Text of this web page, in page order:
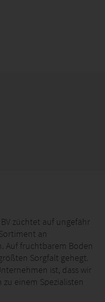
züchtet auf ungefähr
an
Auf fruchtbarem Boden
Sorgfalt gehegt.
ist, dass wir
einem Spezialisten
und Koniferen werden